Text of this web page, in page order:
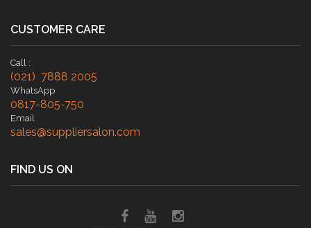
CUSTOMER CARE
Call :
(021) 7888 2005
WhatsApp
0817-805-750
Email
sales@suppliersalon.com
FIND US ON